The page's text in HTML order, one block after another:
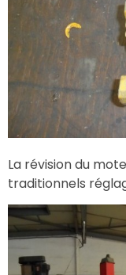
La révision du
traditionnels